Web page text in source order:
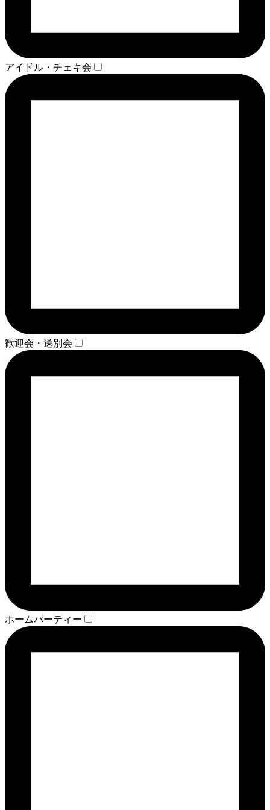
アイドル・チェキ会
歓迎会・送別会
ホームパーティー